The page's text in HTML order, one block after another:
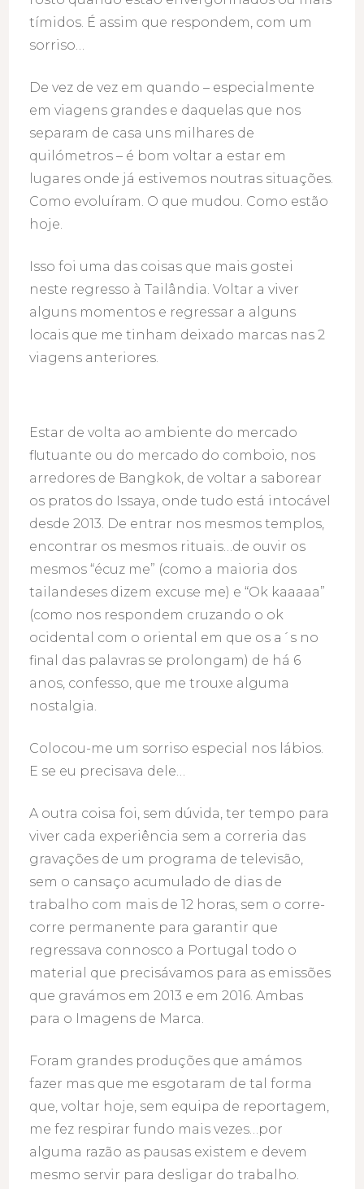
tímidos. É assim que respondem, com um
sorriso…
De vez de vez em quando – especialmente
em viagens grandes e daquelas que nos
separam de casa uns milhares de
quilómetros – é bom voltar a estar em
lugares onde já estivemos noutras situações.
Como evoluíram. O que mudou. Como estão
hoje.
Isso foi uma das coisas que mais gostei
neste regresso à Tailândia. Voltar a viver
alguns momentos e regressar a alguns
locais que me tinham deixado marcas nas 2
viagens anteriores.
Estar de volta ao ambiente do mercado
flutuante ou do mercado do comboio, nos
arredores de Bangkok, de voltar a saborear
os pratos do Issaya, onde tudo está intocável
desde 2013. De entrar nos mesmos templos,
encontrar os mesmos rituais…de ouvir os
mesmos “écuz me” (como a maioria dos
tailandeses dizem excuse me) e “Ok kaaaaa”
(como nos respondem cruzando o ok
ocidental com o oriental em que os a´s no
final das palavras se prolongam) de há 6
anos, confesso, que me trouxe alguma
nostalgia.
Colocou-me um sorriso especial nos lábios.
E se eu precisava dele…
A outra coisa foi, sem dúvida, ter tempo para
viver cada experiência sem a correria das
gravações de um programa de televisão,
sem o cansaço acumulado de dias de
trabalho com mais de 12 horas, sem o corre-
corre permanente para garantir que
regressava connosco a Portugal todo o
material que precisávamos para as emissões
que gravámos em 2013 e em 2016. Ambas
para o Imagens de Marca.
Foram grandes produções que amámos
fazer mas que me esgotaram de tal forma
que, voltar hoje, sem equipa de reportagem,
me fez respirar fundo mais vezes…por
alguma razão as pausas existem e devem
mesmo servir para desligar do trabalho.